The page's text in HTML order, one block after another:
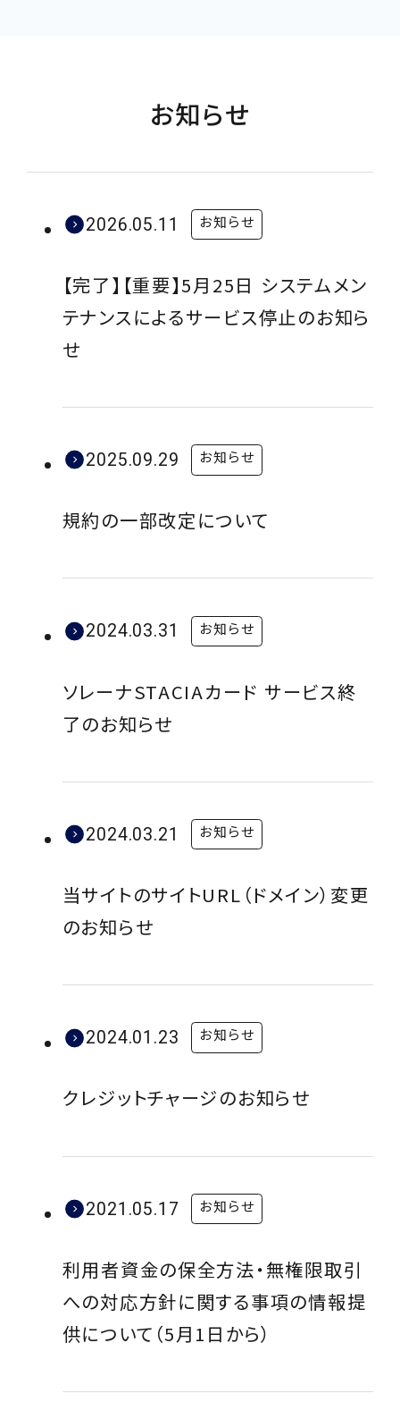
お知らせ
2026.05.11 お知らせ
【完了】【重要】5月25日 システムメン
テナンスによるサービス停止のお知ら
せ
2025.09.29 お知らせ
規約の一部改定について
2024.03.31 お知らせ
ソレーナSTACIAカード サービス終
了のお知らせ
2024.03.21 お知らせ
当サイトのサイトURL（ドメイン）変更
のお知らせ
2024.01.23 お知らせ
クレジットチャージのお知らせ
2021.05.17 お知らせ
利用者資金の保全方法・無権限取引
への対応方針に関する事項の情報提
供について（5月1日から）